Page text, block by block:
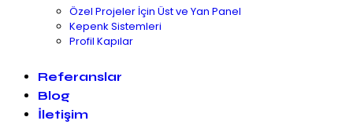
Özel Projeler İçin Üst ve Yan Panel
Kepenk Sistemleri
Profil Kapılar
Referanslar
Blog
İletişim